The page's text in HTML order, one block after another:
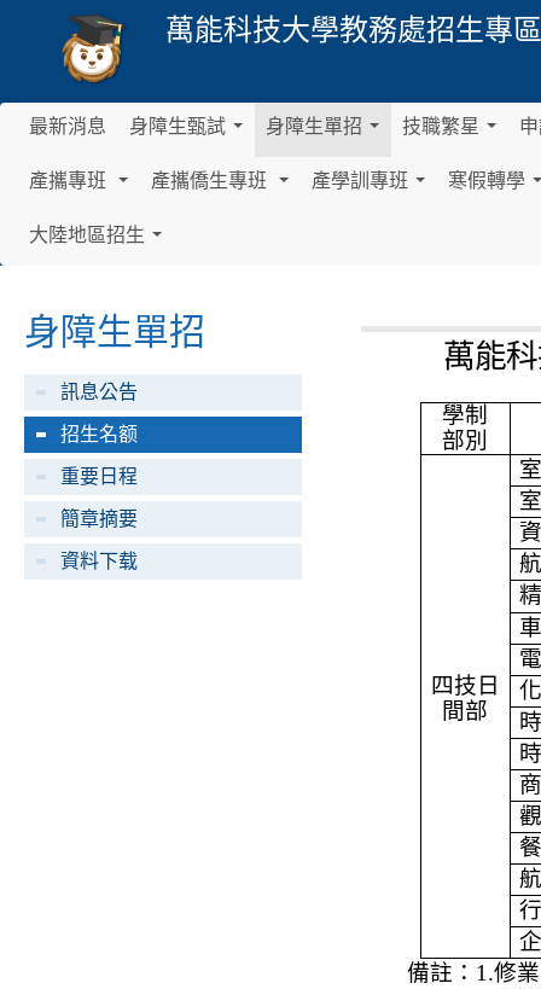
萬能科技大學教務處招生專
最新消息 身障生甄試
.
身障生單招
.
技職繁星
.
產攜專班
.
產攜僑生專班 產學訓專班 寒假轉學
大陸地區招生
身障生單招
訊息公告
招生名额
重要日程
簡章摘要
資料下载
萬能
學制
部別
四技日
間部
備註： 1.修